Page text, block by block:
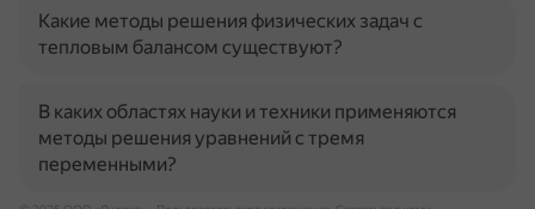
Какие методы решения физических задач с
тепловым балансом существуют?
В каких областях науки и техники применяются
методы решения уравнений с тремя
переменными?